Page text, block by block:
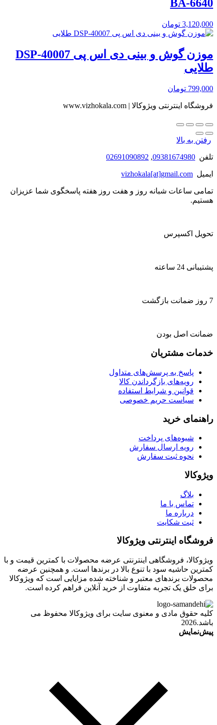
BA-6640
3,120,000 تومان
موزن گوش و بینی دی اس پی DSP-40007
طلایی
799,000 تومان
فروشگاه اینترنتی ویژوکالا | www.vizhokala.com
رفتن به بالا
تلفن 09381674980
,
02691090892
ایمیل vizhokala[at]gmail.com
تمامی ساعات شبانه روز و هفت روز هفته پاسخگوی شما عزیزان
هستیم.
تحویل اکسپرس
پشتیبانی 24 ساعته
7 روز ضمانت بازگشت
ضمانت اصل بودن
خدمات مشتریان
پاسخ به پرسش‌های متداول
رویه‌های بازگرداندن کالا
قوانین و شرایط استفاده
سیاست حریم خصوصی
راهنمای خرید
شیوه‌های پرداخت
رویه ارسال سفارش
نحوه ثبت سفارش
ویژوکالا
بلاگ
تماس با ما
درباره ما
ثبت شکایت
فروشگاه اینترنتی ویژوکالا
ویژوکالا، فروشگاهی اینترنتی عرضه محصولات با کمترین قیمت و با
کمترین حاشیه سود با تنوع بالا در برندها است. و همچنین عرضه
محصولات برندهای معتبر و شناخته شده مزایایی است که ویژوکالا
برای خلق یک تجربه متفاوت از خرید آنلاین فراهم کرده است.
کلیه حقوق مادی و معنوی سایت برای ویژوکالا محفوظ می
باشد.2026
پیش‌نمایش